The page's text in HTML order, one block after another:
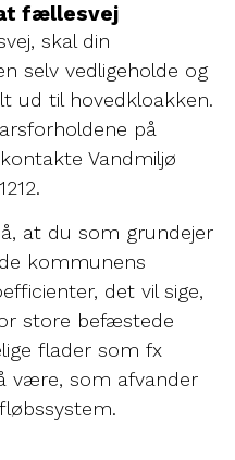
fællesvej
skal din
selv vedligeholde og
ud til hovedkloakken.
på
Vandmiljø
at du som grundejer
kommunens
det vil sige,
store befæstede
flader som fx
være, som afvander